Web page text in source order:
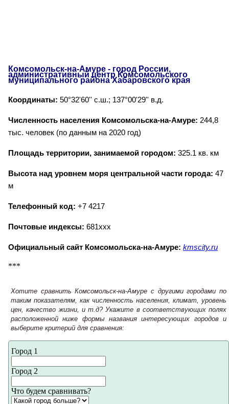
Комсомольск-на-Амуре - город России,
административный центр Комсомольского
муниципального района Хабаровского края
Координаты: 50°32'60'' с.ш.; 137°00'29'' в.д.
Численность населения Комсомольска-на-Амуре: 244,8
тыс. человек (по данным на 2020 год)
Площадь территории, занимаемой городом: 325.1 кв. км
Высота над уровнем моря центральной части города: 47
м
Телефонный код: +7 4217
Почтовые индексы: 681ххх
Официальный сайт Комсомольска-на-Амуре: kmscity.ru
***
Хотите сравнить Комсомольск-на-Амуре с другими городами по
таким показателям, как численность населения, климат, уровень
цен, качество жизни, и т.д? Укажите в соответствующих полях
расположенной ниже формы названия интересующих городов и
выберите критерий для сравнения:
Город 1
Город 2
Что будем сравнивать?